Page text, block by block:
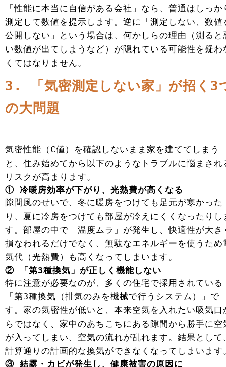
「性能に本当に自信がある会社」なら、普通はしっか
測定して数値を提示します。逆に「測定しない、数値
公開しない」という場合は、何かしらの理由（測ると
い数値が出てしまうなど）が隠れている可能性を疑わ
くてはなりません。
3. 「気密測定しない家」が招く3
の大問題
気密性能（C値）を確認しないまま家を建ててしまう
と、住み始めてから以下のようなトラブルに悩まされ
リスクが高まります。
① 冷暖房効率が下がり、光熱費が高くなる
隙間風のせいで、冬に暖房をつけても足元が寒かった
り、夏に冷房をつけても部屋が冷えにくくなったりし
す。部屋の中で「温度ムラ」が発生し、快適性が大き
損なわれるだけでなく、無駄なエネルギーを使うため
気代（光熱費）も高くなってしまいます。
② 「第3種換気」が正しく機能しない
特に注意が必要なのが、多くの住宅で採用されている
「第3種換気（排気のみを機械で行うシステム）」で
す。家の気密性が低いと、本来空気を入れたい吸気口
らではなく、家中のあちこちにある隙間から勝手に空
が入ってしまい、空気の流れが乱れます。結果として
計算通りの計画的な換気ができなくなってしまいます
③ 結露・カビが発生し、健康被害の原因に